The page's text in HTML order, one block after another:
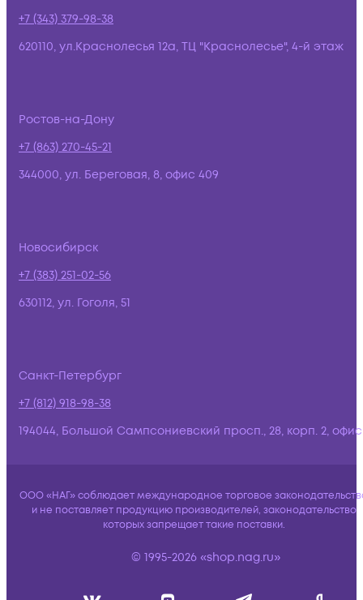
+7 (343) 379-98-38
620110, ул.Краснолесья 12а, ТЦ "Краснолесье", 4-й этаж
Ростов-на-Дону
+7 (863) 270-45-21
344000, ул. Береговая, 8, офис 409
Новосибирск
+7 (383) 251-02-56
630112, ул. Гоголя, 51
Санкт-Петербург
+7 (812) 918-98-38
194044, Большой Сампсониевский просп., 28, корп. 2,
ООО «НАГ» соблюдает международное торговое
и не поставляет продукцию производителей, законодательство
которых запрещает такие поставки.
© 1995-2026 «shop.nag.ru»